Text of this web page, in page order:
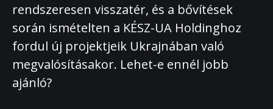
rendszeresen visszatér, és a bővítések
során ismételten a KÉSZ-UA Holdinghoz
fordul új projektjeik Ukrajnában való
megvalósításakor. Lehet-e ennél jobb
ajánló?